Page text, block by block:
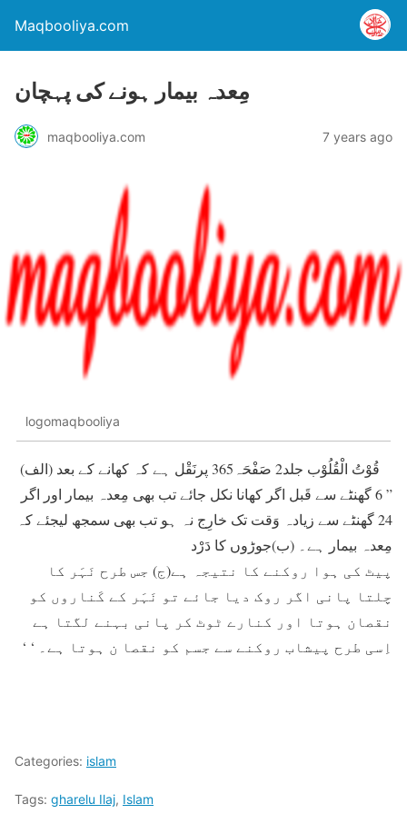
Maqbooliya.com
مِعدہ بیمار ہونے کی پہچان
maqbooliya.com 7 years ago
logomaqbooliya
قُوْتُ الْقُلُوْب جلد2 صَفْحَہ365 پرنَقْل ہے کہ کھانے کے بعد (الف)
” 6 گھنٹے سے قَبل اگر کھانا نکل جائے تب بھی مِعدہ بیمار اور اگر
24 گھنٹے سے زیادہ وَقت تک خارِج نہ ہو تب بھی سمجھ لیجئے کہ
مِعدہ بیمار ہے۔ (ب)جوڑوں کا دَرْد
پیٹ کی ہوا روکنے کا نتیجہ ہے(ج) جس طرح نَہَر کا
چلتا پانی اگر روک دیا جائے تو نَہَر کے کَناروں کو
نقصان ہوتا اور کنارے ٹوٹ کر پانی بہنے لگتا ہے
اِسی طرح پیشاب روکنے سے جسم کو نقصا ن ہوتا ہے۔ ‘ ‘
Categories: islam
Tags: gharelu Ilaj, Islam